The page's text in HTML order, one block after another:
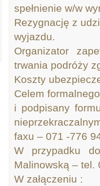
spełnienie w/w
Rezygnację z
wyjazdu.
Organizator
trwania podróży
Koszty
Celem
i
faxu – 071 -776
W przypadku
Malinowską – tel.
W załączeniu :